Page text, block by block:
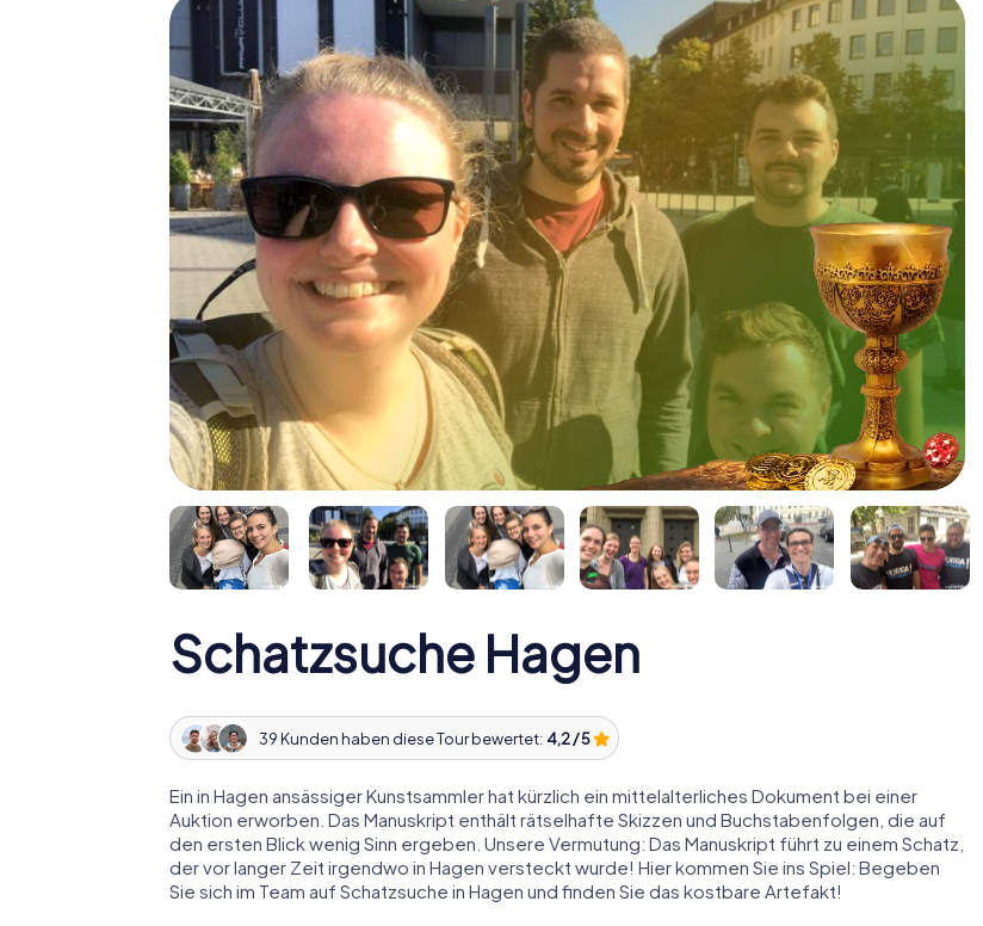
Schatzsuche Hagen
39 Kunden haben diese Tour bewertet: 4,2 / 5
Ein in Hagen ansässiger Kunstsammler hat kürzlich ein mittelalterliches Dokument bei einer
Auktion erworben. Das Manuskript enthält rätselhafte Skizzen und Buchstabenfolgen, die auf
den ersten Blick wenig Sinn ergeben. Unsere Vermutung: Das Manuskript führt zu einem Schatz,
der vor langer Zeit irgendwo in Hagen versteckt wurde! Hier kommen Sie ins Spiel: Begeben
Sie sich im Team auf Schatzsuche in Hagen und finden Sie das kostbare Artefakt!